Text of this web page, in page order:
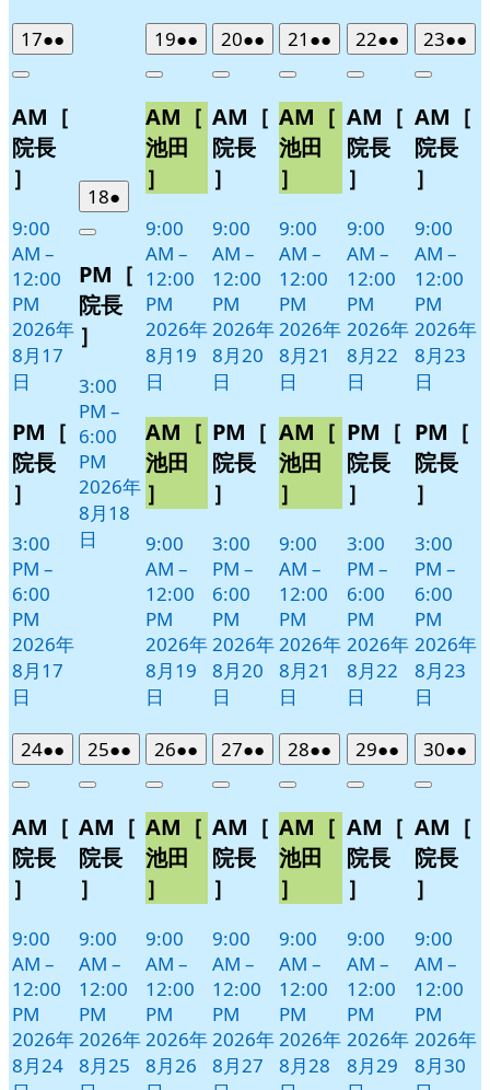
172026
年
月
17
日
●●
件
イ
Close
AM［
院長
］
9:00
AM –
12:00
PM
2026年
8月17
日
PM［
院長
］
3:00
PM –
6:00
PM
2026年
8月17
日
182026
年
月
18
日
●
件
イ
ベ
Close
PM［
院長
］
3:00
PM –
6:00
PM
2026年
8月18
日
192026
年
月
19
日
●●
件
イ
ベ
ト)
Close
AM［
池田
］
9:00
AM –
12:00
PM
2026年
8月19
日
AM［
池田
］
9:00
AM –
12:00
PM
2026年
8月19
日
202026
年
月
20
日
●●
件
イ
ベ
ト)
Close
AM［
院長
］
9:00
AM –
12:00
PM
2026年
8月20
日
PM［
院長
］
3:00
PM –
6:00
PM
2026年
8月20
日
21 2026
年
月
21
日
●●
件
イ
ベ
ト)
Close
AM［
池田
］
9:00
AM –
12:00
PM
2026年
8月21
日
AM［
池田
］
9:00
AM –
12:00
PM
2026年
8月21
日
222026
年
月
22
日
●●
件
イ
ベ
ト)
Close
AM［
院長
］
9:00
AM –
12:00
PM
2026年
8月22
日
PM［
院長
］
3:00
PM –
6:00
PM
2026年
8月22
日
232026
年
月
23
日
●●
件
イ
Close
AM［
院長
］
9:00
AM –
12:00
PM
2026年
8月23
日
PM［
院長
］
3:00
PM –
6:00
PM
2026年
8月23
日
242026
年
月
24
日
●●
件
イ
ベ
ト)
Close
AM［
院長
］
9:00
AM –
12:00
PM
2026年
8月24
252026
年
月
25
日
●●
件
イ
ベ
ト)
Close
AM［
院長
］
9:00
AM –
12:00
PM
2026年
8月25
262026
年
月
26
日
●●
件
イ
ベ
ト)
Close
AM［
池田
］
9:00
AM –
12:00
PM
2026年
8月26
272026
年
月
27
日
●●
件
イ
ベ
ト)
Close
AM［
院長
］
9:00
AM –
12:00
PM
2026年
8月27
282026
年
月
28
日
●●
件
イ
ベ
ト)
Close
AM［
池田
］
9:00
AM –
12:00
PM
2026年
8月28
292026
年
月
29
日
●●
件
イ
ベ
ト)
Close
AM［
院長
］
9:00
AM –
12:00
PM
2026年
8月29
302026
年
月
30
日
●●
件
イ
Close
AM［
院長
］
9:00
AM –
12:00
PM
2026年
8月30